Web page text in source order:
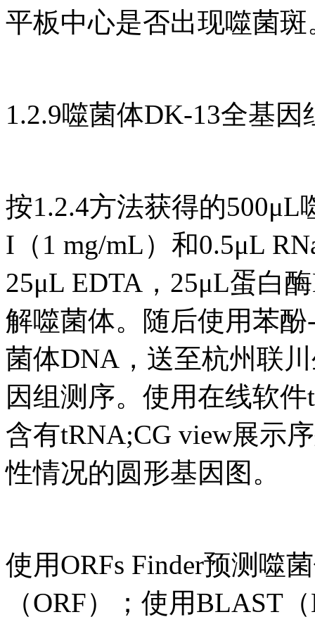
平板中心是否出现噬菌斑
1.2.9噬菌体DK-13全基
按1.2.4方法获得的500μL
I（1 mg/mL）和0.5μL
25μL EDTA，25μL蛋白
解噬菌体。随后使用苯酚
菌体DNA，送至杭州联
因组测序。使用在线软
含有tRNA;CG view展示
性情况的圆形基因图。
使用ORFs Finder预测噬
（ORF）；使用BLAST